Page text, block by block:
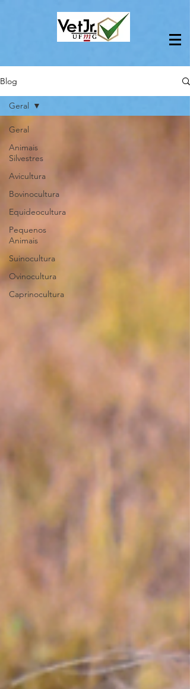
Blog
Geral
Animais
Silvestres
Avicultura
Bovinocultura
Equideocultura
Pequenos
Animais
Suinocultura
Ovinocultura
Caprinocultura
Geral